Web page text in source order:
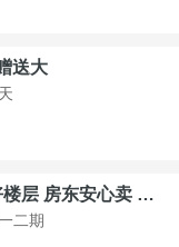
送大
天慧城优质套三双卫好楼层 房东安心卖 价格好谈
二期